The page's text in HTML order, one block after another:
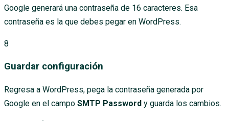
Google generará una contraseña de 16 caracteres. Esa
contraseña es la que debes pegar en WordPress.
8
Guardar configuración
Regresa a WordPress, pega la contraseña generada por
Google en el campo SMTP Password y guarda los cambios.